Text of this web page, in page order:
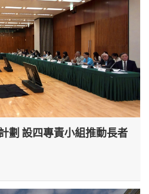
劃 設四專責小組推動長者